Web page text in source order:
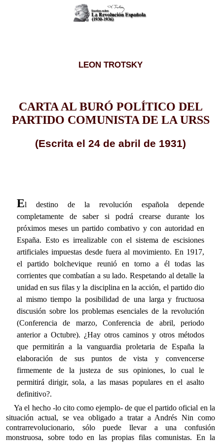
LEON TROTSKY
CARTA AL BURÓ POLÍTICO DEL
PARTIDO COMUNISTA DE LA URSS
(Escrita el 24 de abril de 1931)
El destino de la revolución española depende
completamente de saber si podrá crearse durante los
próximos meses un partido combativo y con autoridad en
España. Esto es irrealizable con el sistema de escisiones
artificiales impuestas desde fuera al movimiento. En 1917,
el partido bolchevique reunió en torno a él todas las
corrientes que combatían a su lado. Respetando al detalle la
unidad en sus filas y la disciplina en la acción, el partido dio
al mismo tiempo la posibilidad de una larga y fructuosa
discusión sobre los problemas esenciales de la revolución
(Conferencia de marzo, Conferencia de abril, periodo
anterior a Octubre). ¿Hay otros caminos y otros métodos
que permitirán a la vanguardia proletaria de España la
elaboración de sus puntos de vista y convencerse
firmemente de la justeza de sus opiniones, lo cual le
permitirá dirigir, sola, a las masas populares en el asalto
definitivo?.
Ya el hecho -lo cito como ejemplo- de que el partido oficial en la
situación actual, se vea obligado a tratar a Andrés Nin como
contrarrevolucionario, sólo puede llevar a una confusión
monstruosa, sobre todo en las propias filas comunistas. En la